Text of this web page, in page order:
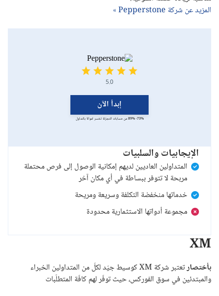
المزيد عن شركة Pepperstone »
5.0
إبدأ الآن
73%- 89% من حسابات التجزئة تخسر اموالا بالتداول
الإيجابيات والسلبيات
المتداولين العاديين لديهم إمكانية الوصول إلى فرص محتملة
مربحة لا تتوفر ببساطة في أي مكان آخر
خدماتها منخفضة التكلفة وسريعة ومريحة
مجموعة أدواتها الاستثمارية محدودة
XM
بأختصار
تعتبر شركة XM كوسيط جيّد لكلّ من المتداولين الخبراء
والمبتدئين في سوق الفوركس، حيث توفّر لهم كافّة المتطلّبات